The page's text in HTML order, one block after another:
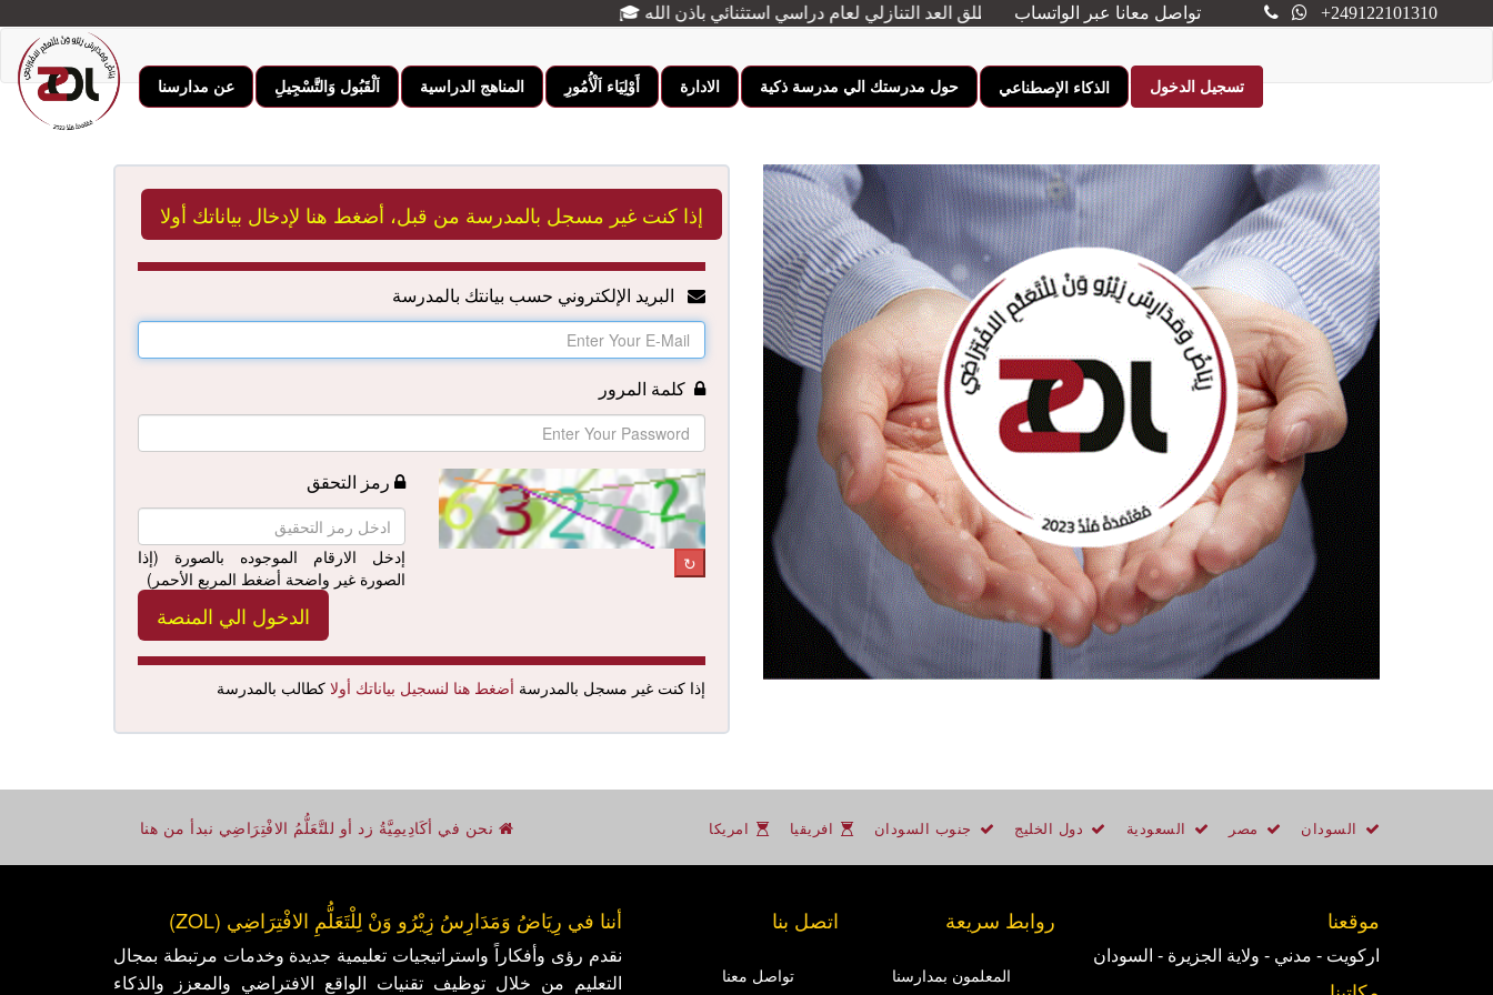
🎓 رسمياً: 20 سبتمبر2026 موعدنا.. تأكد الموعد.. وانطلق العد التنازلي لعام دراسي استثنائي باذن الله تواصل معانا عبر الواتساب +249122101310
عن مدارسنا | اَلْقَبُول وَالتَّسْجِيلِ | المناهج الدراسية | أَوْلِيَاء اَلْأُمُورِ | الادارة | حول مدرستك الي مدرسة ذكية | الذكاء الإصطناعي | تسجيل الدخول
إذا كنت غير مسجل بالمدرسة من قبل، أضغط هنا لإدخال بياناتك أولا
البريد الإلكتروني حسب بيانتك بالمدرسة
كلمة المرور
رمز التحقق
إدخل الارقام الموجوده بالصورة (إذا
الصورة غير واضحة أضغط المربع الأحمر)
↻
الدخول الي المنصة
إذا كنت غير مسجل بالمدرسة أضغط هنا لنسجيل بياناتك أولا كطالب بالمدرسة
نحن في أكَادِيمِيَّةُ زد أو للتَّعَلُّمُ الافْتِرَاضِي نبدأ من هنا السودان مصر السعودية دول الخليج جنوب السودان افريقيا امريكا
أننا في رِيَاضُ وَمَدَارِسُ زِيْرُو وَنْ لِلْتَعَلُّمِ الافْتِرَاضِي (ZOL)
نقدم رؤى وأفكاراً واستراتيجيات تعليمية جديدة وخدمات مرتبطة بمجال
التعليم من خلال توظيف تقنيات الواقع الافتراضي والمعزز والذكاء
اتصل بنا
تواصل معنا
روابط سريعة
المعلمون بمدارسنا
موقعنا
اركويت - مدني - ولاية الجزيرة - السودان